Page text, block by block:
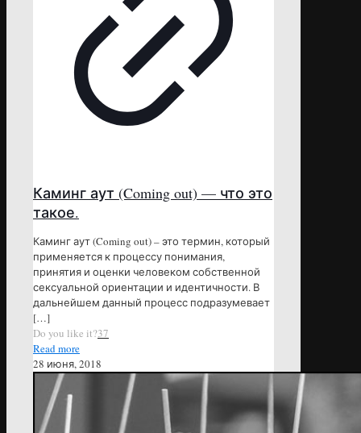
Каминг аут (Coming out) — что это
такое.
Каминг аут (Coming out) – это термин, который
применяется к процессу понимания,
принятия и оценки человеком собственной
сексуальной ориентации и идентичности. В
дальнейшем данный процесс подразумевает
[…]
Do you like it?37
Read more
28 июня, 2018